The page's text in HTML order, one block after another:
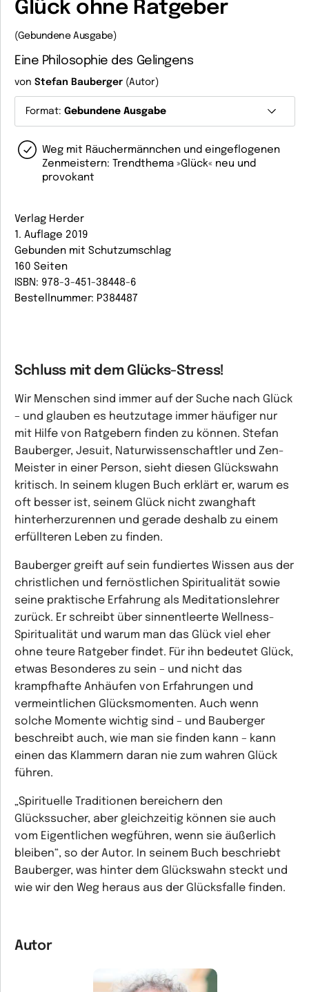
Glück ohne Ratgeber
(Gebundene Ausgabe)
Eine Philosophie des Gelingens
von Stefan Bauberger (Autor)
Format: Gebundene Ausgabe
Weg mit Räuchermännchen und eingeflogenen
Zenmeistern: Trendthema »Glück« neu und
provokant
Verlag Herder
1. Auflage 2019
Gebunden mit Schutzumschlag
160 Seiten
ISBN: 978-3-451-38448-6
Bestellnummer: P384487
Schluss mit dem Glücks-Stress!
Wir Menschen sind immer auf der Suche nach Glück
– und glauben es heutzutage immer häufiger nur
mit Hilfe von Ratgebern finden zu können. Stefan
Bauberger, Jesuit, Naturwissenschaftler und Zen-
Meister in einer Person, sieht diesen Glückswahn
kritisch. In seinem klugen Buch erklärt er, warum es
oft besser ist, seinem Glück nicht zwanghaft
hinterherzurennen und gerade deshalb zu einem
erfüllteren Leben zu finden.
Bauberger greift auf sein fundiertes Wissen aus der
christlichen und fernöstlichen Spiritualität sowie
seine praktische Erfahrung als Meditationslehrer
zurück. Er schreibt über sinnentleerte Wellness-
Spiritualität und warum man das Glück viel eher
ohne teure Ratgeber findet. Für ihn bedeutet Glück,
etwas Besonderes zu sein – und nicht das
krampfhafte Anhäufen von Erfahrungen und
vermeintlichen Glücksmomenten. Auch wenn
solche Momente wichtig sind – und Bauberger
beschreibt auch, wie man sie finden kann – kann
einen das Klammern daran nie zum wahren Glück
führen.
„Spirituelle Traditionen bereichern den
Glückssucher, aber gleichzeitig können sie auch
vom Eigentlichen wegführen, wenn sie äußerlich
bleiben“, so der Autor. In seinem Buch beschriebt
Bauberger, was hinter dem Glückswahn steckt und
wie wir den Weg heraus aus der Glücksfalle finden.
Autor